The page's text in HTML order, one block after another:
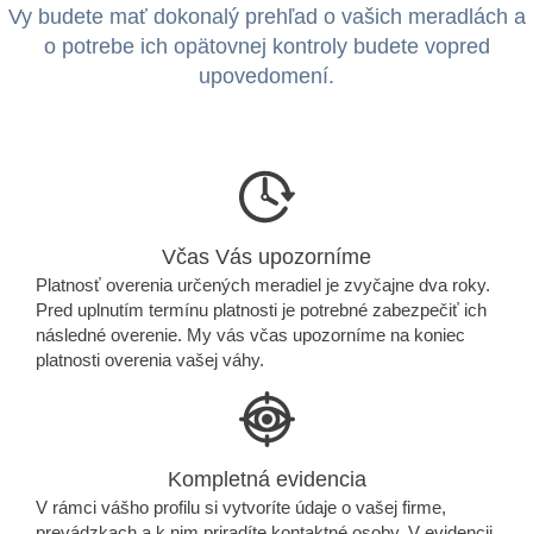
Vy budete mať dokonalý prehľad o vašich meradlách a
o potrebe ich opätovnej kontroly budete vopred
upovedomení.
Včas Vás upozorníme
Platnosť overenia určených meradiel je zvyčajne dva roky.
Pred uplnutím termínu platnosti je potrebné zabezpečiť ich
následné overenie. My vás včas upozorníme na koniec
platnosti overenia vašej váhy.
Kompletná evidencia
V rámci vášho profilu si vytvoríte údaje o vašej firme,